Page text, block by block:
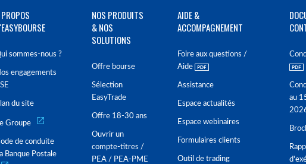
sommes-nous ?
engagements
du site
Groupe
de conduite
Banque Postale
NOS PRODUITS
& NOS
SOLUTIONS
Offre bourse
Sélection
EasyTrade
Offre 18-30 ans
Ouvrir un
compte-titres /
PEA / PEA-PME
AIDE &
ACCOMPAGNEMENT
Foire aux questions /
Aide
Assistance
Espace actualités
Espace webinaires
Formulaires clients
Outil de trading
au